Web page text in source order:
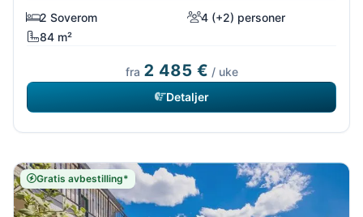
2 Soverom
4 (+2) personer
84 m²
fra 2 485 € / uke
Detaljer
Gratis avbestilling*